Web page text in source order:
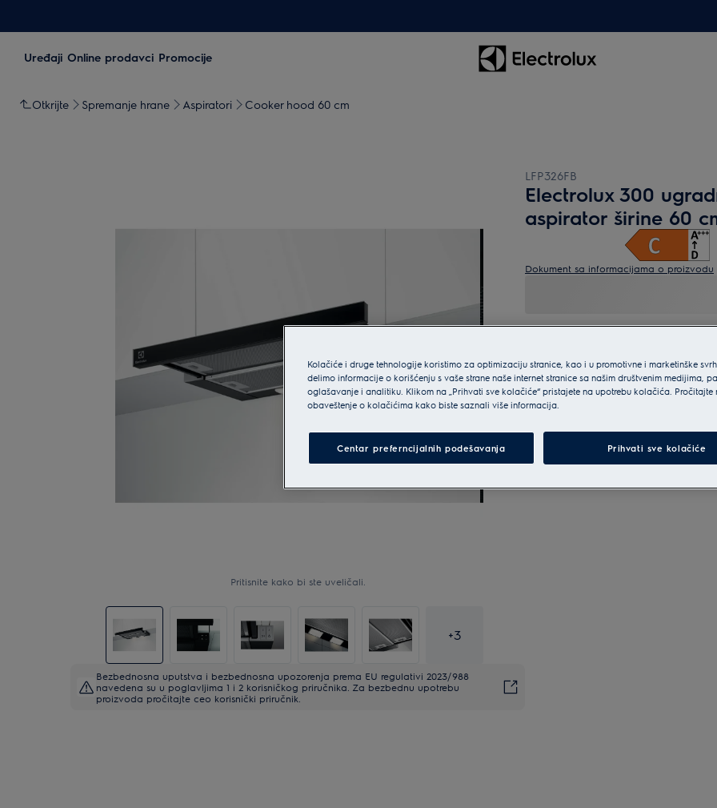
Uređaji Online prodavci Promocije
Otkrijte Spremanje hrane Aspiratori Cooker hood 60 cm
Pritisnite kako bi ste uveličali.
+3
Bezbednosna uputstva i bezbednosna upozorenja prema EU regulativi 2023/988
navedena su u poglavljima 1 i 2 korisničkog priručnika. Za bezbednu upotrebu
proizvoda pročitajte ceo korisnički priručnik.
LFP326FB
Electrolux 300
aspirator širine 60
Dokument sa informacijama o proizvodu
Kolačiće i druge tehnologije koristimo za optimizaciju stranice, kao i u promotivne i marketinške
delimo informacije o korišćenju s vaše strane naše internet stranice sa našim društvenim medijima,
oglašavanje i analitiku. Klikom na „Prihvati sve kolačiće“ pristajete na upotrebu kolačića. Pročitajte
obaveštenje o kolačićima kako biste saznali više informacija.
Centar preferncijalnih podešavanja Prihvati sve kolačiće